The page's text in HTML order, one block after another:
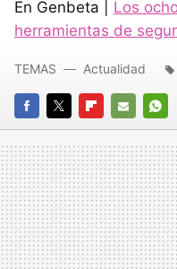
En Genbeta | Los
herramientas de
FACEBOOK
TWITTERFLIPBOARD
E-
MAIL
TEMAS Actualidad